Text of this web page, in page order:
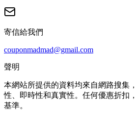
寄信給我們
couponmadmad@gmail.com
聲明
本網站所提供的資料均來自網路搜集
性、即時性和真實性。任何優惠折扣
基準。